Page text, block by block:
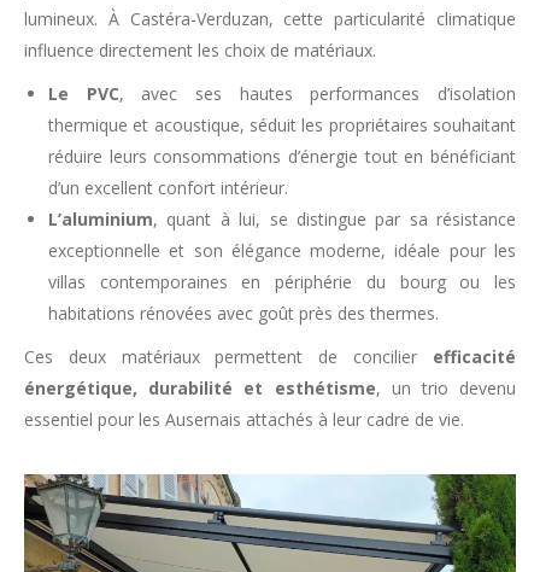
lumineux. À Castéra-Verduzan, cette particularité climatique
influence directement les choix de matériaux.
Le PVC, avec ses hautes performances d’isolation
thermique et acoustique, séduit les propriétaires souhaitant
réduire leurs consommations d’énergie tout en bénéficiant
d’un excellent confort intérieur.
L’aluminium, quant à lui, se distingue par sa résistance
exceptionnelle et son élégance moderne, idéale pour les
villas contemporaines en périphérie du bourg ou les
habitations rénovées avec goût près des thermes.
Ces deux matériaux permettent de concilier efficacité
énergétique, durabilité et esthétisme, un trio devenu
essentiel pour les Ausernais attachés à leur cadre de vie.